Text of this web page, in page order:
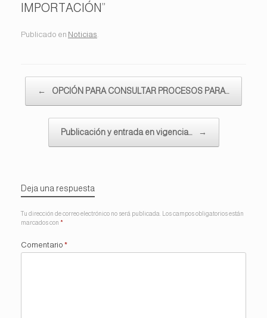
IMPORTACIÓN”
Publicado en Noticias.
← OPCIÓN PARA CONSULTAR PROCESOS PARA…
Publicación y entrada en vigencia… →
Deja una respuesta
Tu dirección de correo electrónico no será publicada.
Los campos obligatorios están
marcados con *
Comentario *